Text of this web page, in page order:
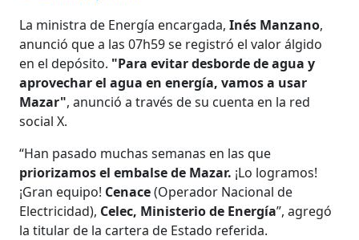
La ministra de Energía encargada,Inés Manzano,
anunció que a las 07h59 se registró el valor álgido
en el depósito. "Para evitar desborde de agua y
aprovechar el agua en energía, vamos a usar
Mazar", anunció a través de su cuenta en la red
social X.
“Han pasado muchas semanas en las que
priorizamos el embalse de Mazar. ¡Lo logramos!
¡Gran equipo! Cenace(Operador Nacional de
Electricidad), Celec, Ministerio de Energía”, agregó
la titular de la cartera de Estado referida.